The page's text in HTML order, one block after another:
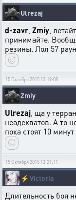
Ulrezaj
d-zavr Zmiy ,
принимайте.
резины. Лол 57
15 Октября 2015 13:19:08
Zmiy
Ulrezaj , ща у
неадекватов. А то
пока стоят 10
15 Октября 2015 13:21:11
⚡ Victoria
Длительность боя